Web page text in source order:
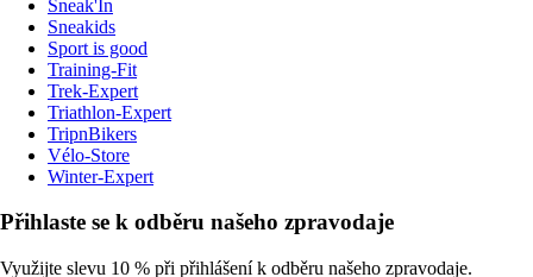
Sneak'In
Sneakids
Sport is good
Training-Fit
Trek-Expert
Triathlon-Expert
TripnBikers
Vélo-Store
Winter-Expert
Přihlaste se k odběru našeho zpravodaje
Využijte slevu 10 % při přihlášení k odběru našeho zpravodaje.